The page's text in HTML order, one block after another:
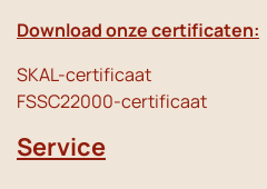
Download onze certificaten:
SKAL-certificaat
FSSC22000-certificaat
Service